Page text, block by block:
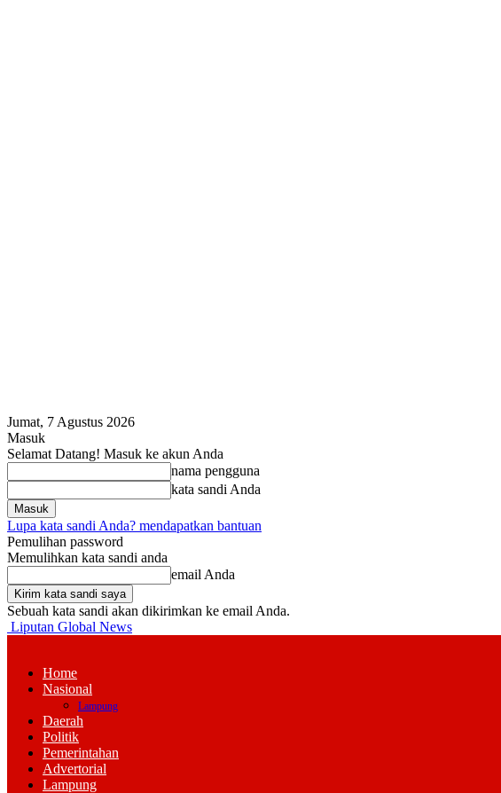
Jumat, 7 Agustus 2026
Masuk
Selamat Datang! Masuk ke akun Anda
nama pengguna
kata sandi Anda
Lupa kata sandi Anda? mendapatkan bantuan
Pemulihan password
Memulihkan kata sandi anda
email Anda
Sebuah kata sandi akan dikirimkan ke email Anda.
Liputan Global News
Home
Nasional
Lampung
Daerah
Politik
Pemerintahan
Advertorial
Lampung